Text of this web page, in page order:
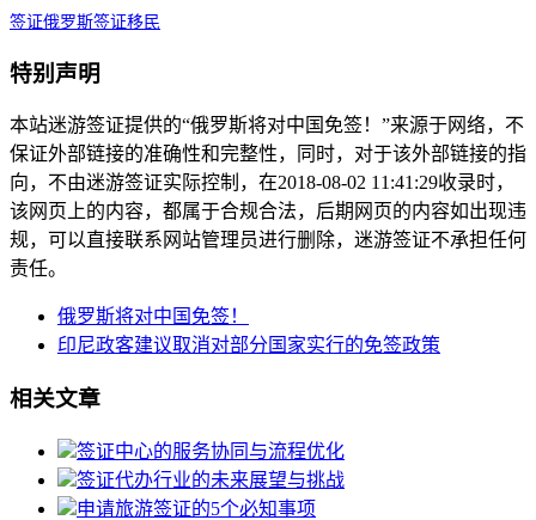
签证俄罗斯签证移民
特别声明
本站迷游签证提供的“俄罗斯将对中国免签！”来源于网络，不
保证外部链接的准确性和完整性，同时，对于该外部链接的指
向，不由迷游签证实际控制，在2018-08-02 11:41:29收录时，
该网页上的内容，都属于合规合法，后期网页的内容如出现违
规，可以直接联系网站管理员进行删除，迷游签证不承担任何
责任。
俄罗斯将对中国免签！
印尼政客建议取消对部分国家实行的免签政策
相关文章
签证中心的服务协同与流程优化
签证代办行业的未来展望与挑战
申请旅游签证的5个必知事项